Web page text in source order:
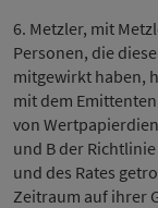
6. Metzler, mit
Personen, die
mitgewirkt haben,
mit dem
von
und B der
und des Rates
Zeitraum auf ihrer